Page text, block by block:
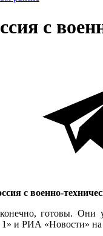
с
с военно-
готовы. Они
и РИА «Новости» на